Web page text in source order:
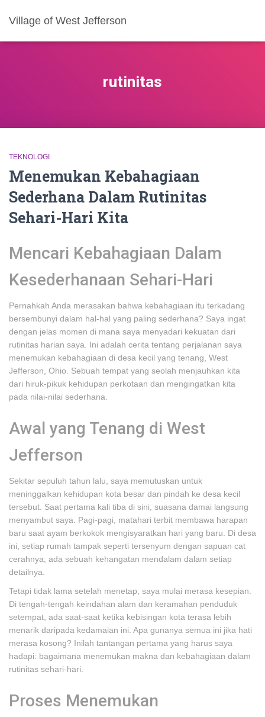
Village of West Jefferson
rutinitas
TEKNOLOGI
Menemukan Kebahagiaan
Sederhana Dalam Rutinitas
Sehari-Hari Kita
Mencari Kebahagiaan Dalam
Kesederhanaan Sehari-Hari
Pernahkah Anda merasakan bahwa kebahagiaan itu terkadang
bersembunyi dalam hal-hal yang paling sederhana? Saya ingat
dengan jelas momen di mana saya menyadari kekuatan dari
rutinitas harian saya. Ini adalah cerita tentang perjalanan saya
menemukan kebahagiaan di desa kecil yang tenang, West
Jefferson, Ohio. Sebuah tempat yang seolah menjauhkan kita
dari hiruk-pikuk kehidupan perkotaan dan mengingatkan kita
pada nilai-nilai sederhana.
Awal yang Tenang di West
Jefferson
Sekitar sepuluh tahun lalu, saya memutuskan untuk
meninggalkan kehidupan kota besar dan pindah ke desa kecil
tersebut. Saat pertama kali tiba di sini, suasana damai langsung
menyambut saya. Pagi-pagi, matahari terbit membawa harapan
baru saat ayam berkokok mengisyaratkan hari yang baru. Di desa
ini, setiap rumah tampak seperti tersenyum dengan sapuan cat
cerahnya; ada sebuah kehangatan mendalam dalam setiap
detailnya.
Tetapi tidak lama setelah menetap, saya mulai merasa kesepian.
Di tengah-tengah keindahan alam dan keramahan penduduk
setempat, ada saat-saat ketika kebisingan kota terasa lebih
menarik daripada kedamaian ini. Apa gunanya semua ini jika hati
merasa kosong? Inilah tantangan pertama yang harus saya
hadapi: bagaimana menemukan makna dan kebahagiaan dalam
rutinitas sehari-hari.
Proses Menemukan